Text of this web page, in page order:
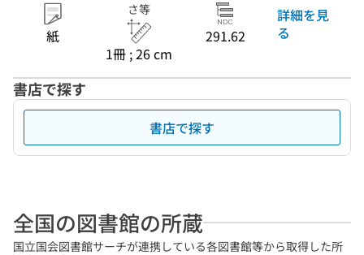
紙
さ等
1冊 ; 26 cm
291.62
詳細を見
る
書店で探す
書店で探す
全国の図書館の所蔵
国立国会図書館サーチが連携している各図書館等から取得した所